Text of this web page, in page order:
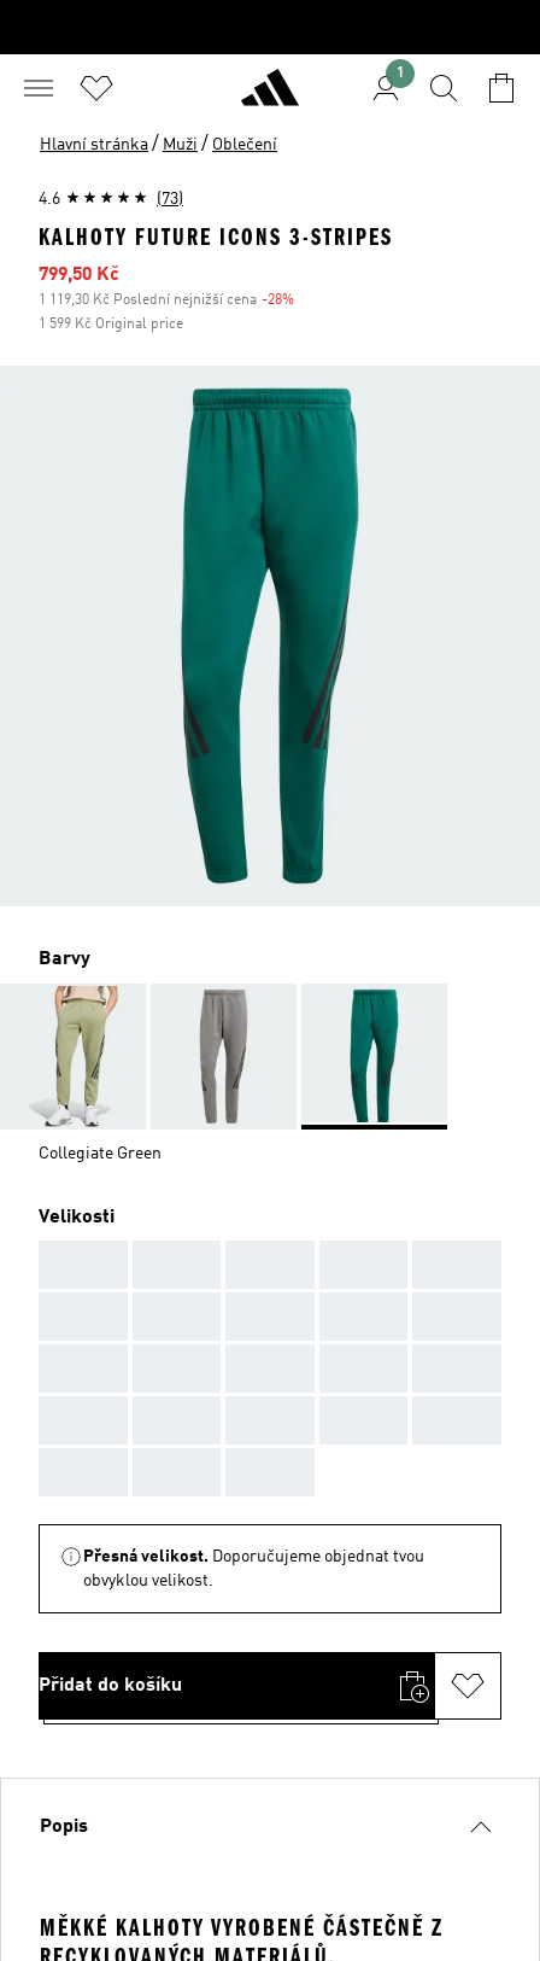
1
Hlavní stránka / Muži / Oblečení
4.6 (73)
KALHOTY FUTURE ICONS 3-STRIPES
Zlevněná cena
799,50 Kč
1 119,30 Kč Poslední nejnižší cena -28%
1 599 Kč Original price
Barvy
Collegiate Green
Velikosti
Přesná velikost. Doporučujeme objednat tvou
obvyklou velikost.
Přidat do košíku
Popis
MĚKKÉ KALHOTY VYROBENÉ ČÁSTEČNĚ Z